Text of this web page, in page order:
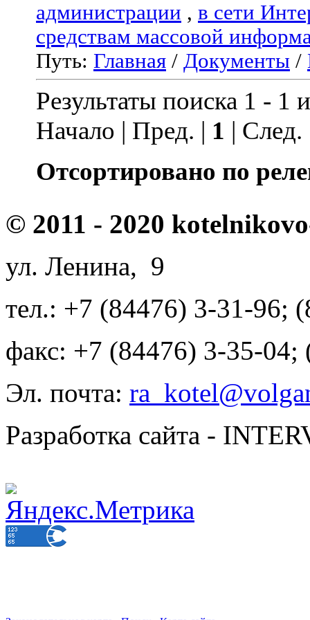
администрации , в сети
средствам массовой
Путь: Главная / Документы /
Результаты поиска 1 - 1
Начало | Пред. | 1 |
Отсортировано по
© 2011 - 2020
ул. Ленина, 9
тел.: +7 (84476) 3-31-96;
факс: +7 (84476) 3-35-04;
Эл. почта:
Разработка сайта -